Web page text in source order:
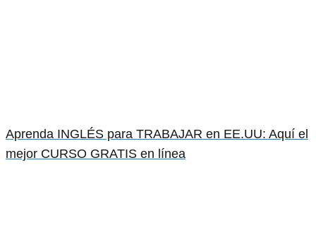
Aprenda INGLÉS para TRABAJAR en EE.UU: Aquí el
mejor CURSO GRATIS en línea